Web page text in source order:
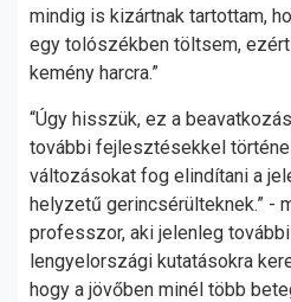
mindig is kizártnak tartottam,
egy tolószékben töltsem,
kemény harcra.”
“Úgy hisszük, ez a
további fejlesztésekkel
változásokat fog elindítani a
helyzetű gerincsérülteknek.” -
professzor, aki jelenleg
lengyelországi kutatásokra
hogy a jövőben minél több